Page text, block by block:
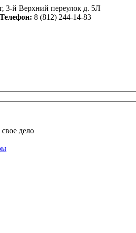
3-й Верхний переулок д. 5Л
Телефон: 8 (812) 244-14-83
дело